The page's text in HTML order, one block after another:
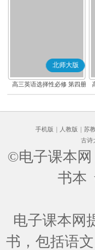
北师大版
高三英语选择性必修 第四册
手机版 人教版 苏
古诗
©电子课本网
书本
电子课本网
书，包括语